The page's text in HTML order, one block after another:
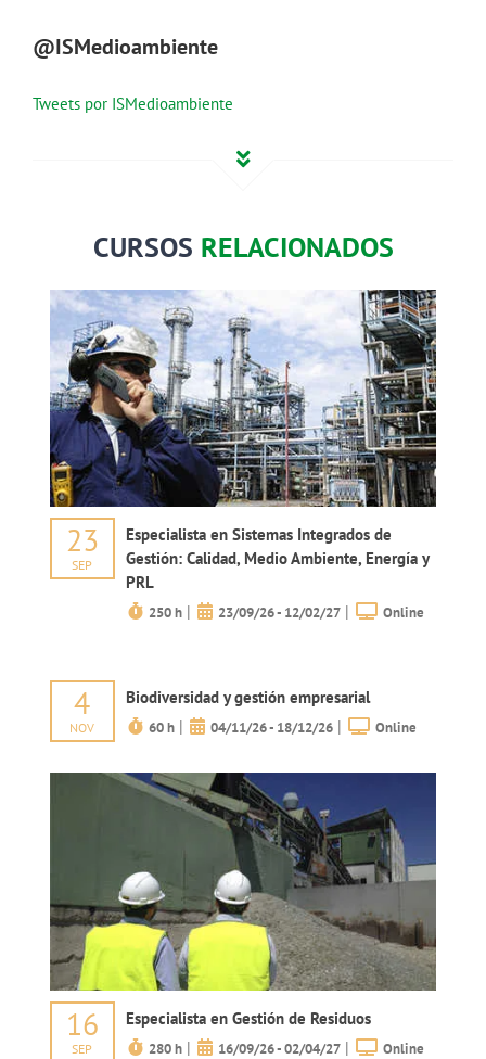
@ISMedioambiente
Tweets por ISMedioambiente
CURSOS RELACIONADOS
23
SEP
Especialista en Sistemas Integrados de
Gestión: Calidad, Medio Ambiente, Energía y
PRL
250 h| 23/09/26 - 12/02/27| Online
4
NOV
Biodiversidad y gestión empresarial
60 h| 04/11/26 - 18/12/26| Online
16
SEP
Especialista en Gestión de Residuos
280 h| 16/09/26 - 02/04/27| Online